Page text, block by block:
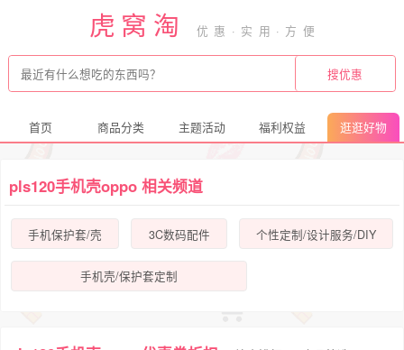
虎窝淘
首页 商品分类 主题活动 福利权益 逛逛好物
pls120手机壳oppo 相关频道
手机保护套/壳 3C数码配件 个性定制/设计服务/DIY
手机壳/保护套定制